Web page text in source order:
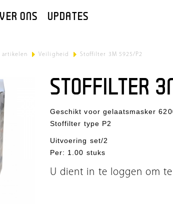
ONS UPDATES
artikelen > Veiligheid > Stoffilter 3M 5925/P2
STOFFILTER
Geschikt voor gelaatsmasker
Stoffilter type P2
Uitvoering set/2
Per: 1.00 stuks
U dient in te loggen om